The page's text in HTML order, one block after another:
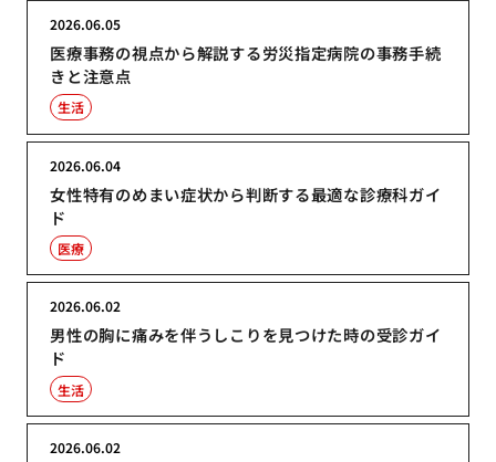
医療事務の視点から解説する労災指定病院の事務手続
きと注意点
2026.06.05
生活
女性特有のめまい症状から判断する最適な診療科ガイ
ド
2026.06.04
医療
男性の胸に痛みを伴うしこりを見つけた時の受診ガイ
ド
2026.06.02
生活
2026.06.02